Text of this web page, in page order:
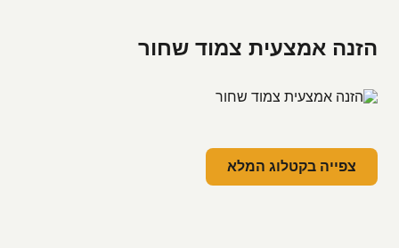
הזנה אמצעית צמוד שחור
צפייה בקטלוג המלא